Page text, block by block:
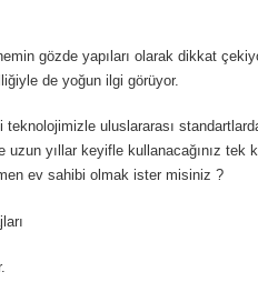
gözde yapıları olarak dikkat
de yoğun ilgi görüyor.
uluslararası
yıllar keyifle kullanacağınız
ev sahibi olmak ister misiniz ?